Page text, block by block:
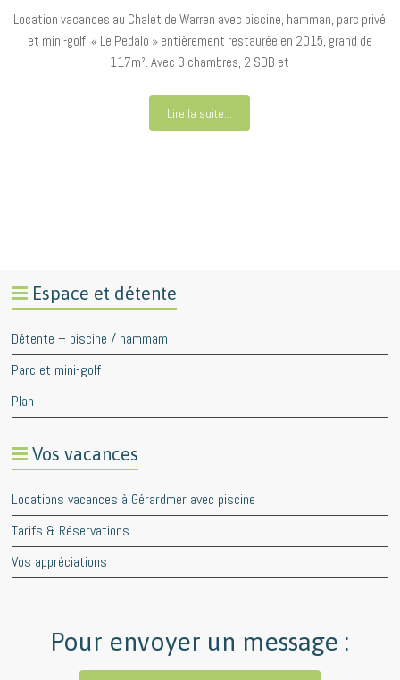
Location vacances au Chalet de Warren avec piscine, hamman, parc privé
et mini-golf. « Le Pedalo » entièrement restaurée en 2015, grand de
117m². Avec 3 chambres, 2 SDB et
Lire la suite...
Espace et détente
Détente – piscine / hammam
Parc et mini-golf
Plan
Vos vacances
Locations vacances à Gérardmer avec piscine
Tarifs & Réservations
Vos appréciations
Pour envoyer un message :